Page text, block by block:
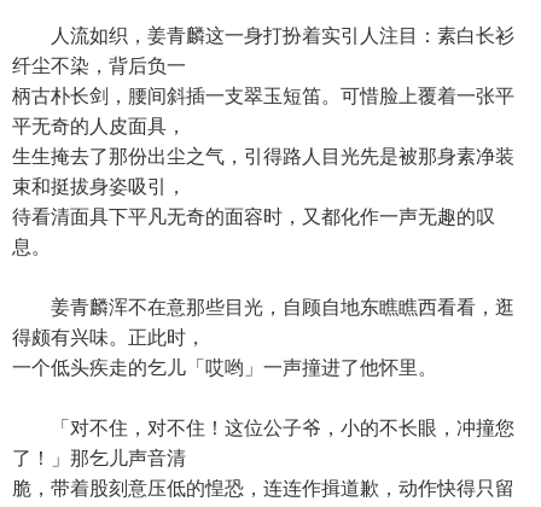
人流如织，姜青麟这一身打扮着实引人注目：素白长衫
纤尘不染，背后负一
柄古朴长剑，腰间斜插一支翠玉短笛。可惜脸上覆着一张平
平无奇的人皮面具，
生生掩去了那份出尘之气，引得路人目光先是被那身素净装
束和挺拔身姿吸引，
待看清面具下平凡无奇的面容时，又都化作一声无趣的叹
息。
姜青麟浑不在意那些目光，自顾自地东瞧瞧西看看，逛
得颇有兴味。正此时，
一个低头疾走的乞儿「哎哟」一声撞进了他怀里。
「对不住，对不住！这位公子爷，小的不长眼，冲撞您
了！」那乞儿声音清
脆，带着股刻意压低的惶恐，连连作揖道歉，动作快得只留